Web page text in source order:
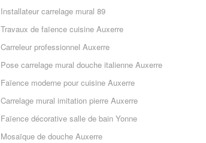
Installateur carrelage mural 89
Travaux de faïence cuisine Auxerre
Carreleur professionnel Auxerre
Pose carrelage mural douche italienne Auxerre
Faïence moderne pour cuisine Auxerre
Carrelage mural imitation pierre Auxerre
Faïence décorative salle de bain Yonne
Mosaïque de douche Auxerre